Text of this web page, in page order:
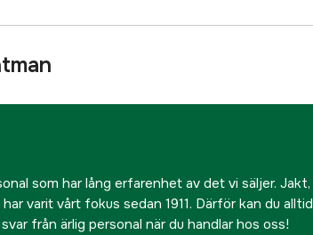
som har lång erfarenhet av det vi säljer. Jakt,
varit vårt fokus sedan 1911. Därför kan du alltid
från ärlig personal när du handlar hos oss!